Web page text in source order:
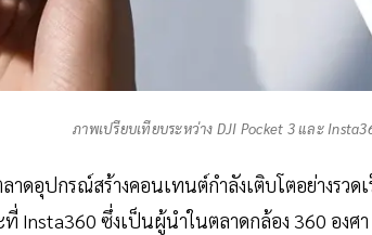
ภาพเปรียบเทียบระหว่าง DJI Pocket 3 และ
าดอุปกรณ์สร้างคอนเทนต์กำลังเติบโตอย่างรว
Insta360 ซึ่งเป็นผู้นำในตลาดกล้อง 360 องศา